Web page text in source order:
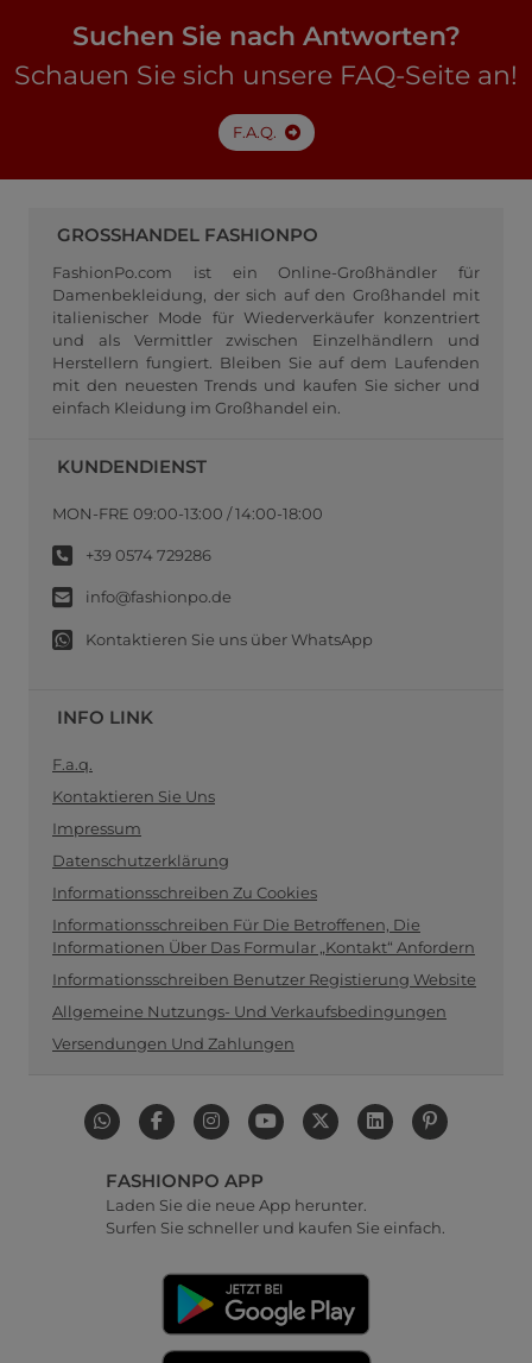
Suchen Sie nach Antworten?
Schauen Sie sich unsere FAQ-Seite an!
F.A.Q.
GROSSHANDEL FASHIONPO
FashionPo.com ist ein Online-Großhändler für
Damenbekleidung, der sich auf den Großhandel mit
italienischer Mode für Wiederverkäufer konzentriert
und als Vermittler zwischen Einzelhändlern und
Herstellern fungiert. Bleiben Sie auf dem Laufenden
mit den neuesten Trends und kaufen Sie sicher und
einfach Kleidung im Großhandel ein.
KUNDENDIENST
MON-FRE 09:00-13:00 / 14:00-18:00
+39 0574 729286
info@fashionpo.de
Kontaktieren Sie uns über WhatsApp
INFO LINK
F.a.q.
Kontaktieren Sie Uns
Impressum
Datenschutzerklärung
Informationsschreiben Zu Cookies
Informationsschreiben Für Die Betroffenen, Die
Informationen Über Das Formular „Kontakt“ Anfordern
Informationsschreiben Benutzer Registierung Website
Allgemeine Nutzungs- Und Verkaufsbedingungen
Versendungen Und Zahlungen
FASHIONPO APP
Laden Sie die neue App herunter.
Surfen Sie schneller und kaufen Sie einfach.